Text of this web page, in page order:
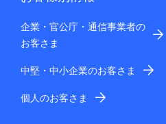
企業・官公庁・通信事業者の
お客さま
中堅・中小企業のお客さま
個人のお客さま